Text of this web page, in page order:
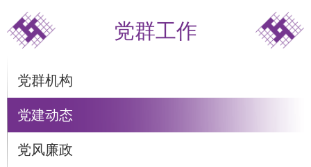
党群工作
党群机构
党建动态
党风廉政